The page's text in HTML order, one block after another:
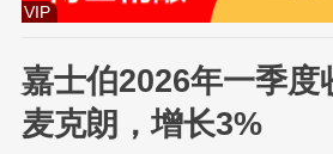
VIP
嘉士伯2026年一季度
麦克朗，增长3%